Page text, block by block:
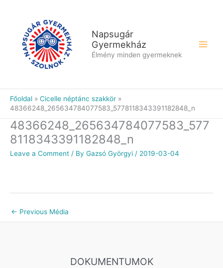
Napsugár
Gyermekház
Élmény minden gyermeknek
Főoldal
Cicelle néptánc szakkör
48366248_265634784077583_5778118343391182848_n
48366248_265634784077583_577
8118343391182848_n
Leave a Comment / By Gazsó Györgyi / 2019-03-04
← Previous Média
DOKUMENTUMOK